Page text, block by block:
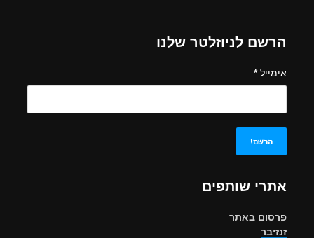
הרשם לניוזלטר שלנו
אימייל*
אתרי שותפים
פרסום באתר
זנזיבר